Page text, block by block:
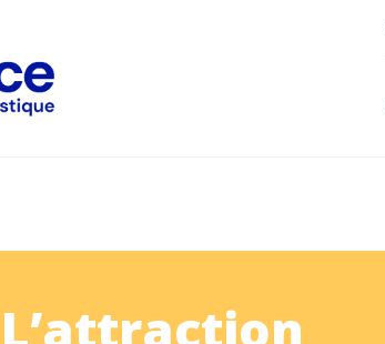
L’attraction